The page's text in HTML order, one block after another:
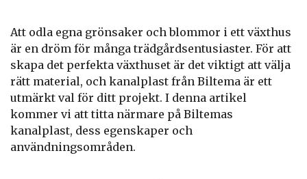
Att odla egna grönsaker och blommor i ett växthus
är en dröm för många trädgårdsentusiaster. För att
skapa det perfekta växthuset är det viktigt att välja
rätt material, och kanalplast från Biltema är ett
utmärkt val för ditt projekt. I denna artikel
kommer vi att titta närmare på Biltemas
kanalplast, dess egenskaper och
användningsområden.